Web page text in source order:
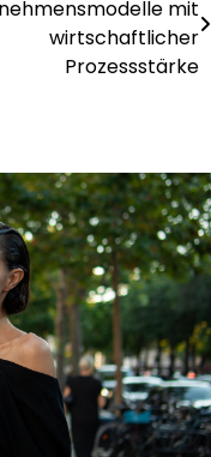
mit
wirtschaftlicher
Prozessstärke